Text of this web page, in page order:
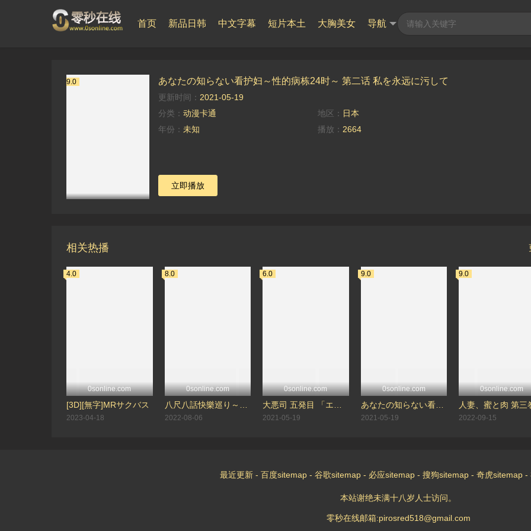
首页 新品日韩 中文字幕 短片本土 大胸美女 导航
9.0 あなたの知らない看护妇～性的病栋24时～ 第二话 私を永远に污して
更新时间： 2021-05-19
分类： 动漫卡通 地区： 日本
年份： 未知 播放： 2664
立即播放
相关热播
4.0
0sonline.com
[3D][無字]MRサクバス
2023-04-18
8.0
0sonline.com
八尺八話快樂巡り～異形怪奇譚～ THE ANIMATION「八尺様 完結編」「八尺様 夢物語」（ピンクパイナップル）
2022-08-06
6.0
0sonline.com
大悪司 五発目 「エデン」
2021-05-19
9.0
0sonline.com
あなたの知らない看护妇～性的病栋24时～ 第二话 私を永远に污して
2021-05-19
9.0
0sonline.com
2022-09-15
最近更新 - 百度sitemap - 谷歌sitemap - 必应sitemap - 搜狗sitemap - 奇虎sitemap -
本站谢绝未满十八岁人士访问。
零秒在线邮箱:pirosred518@gmail.com